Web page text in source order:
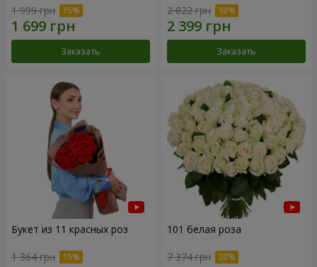
1 999 грн
Заказать
2 822 грн
Заказать
Букет из 11 красных роз
1 364 грн
101 белая роза
7 374 грн